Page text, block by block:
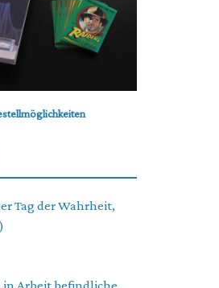
Tag der Wahrheit,